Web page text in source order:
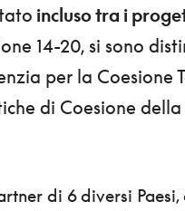
incluso tra i
14-20, si sono
per la Coesione
di Coesione della
di 6 diversi